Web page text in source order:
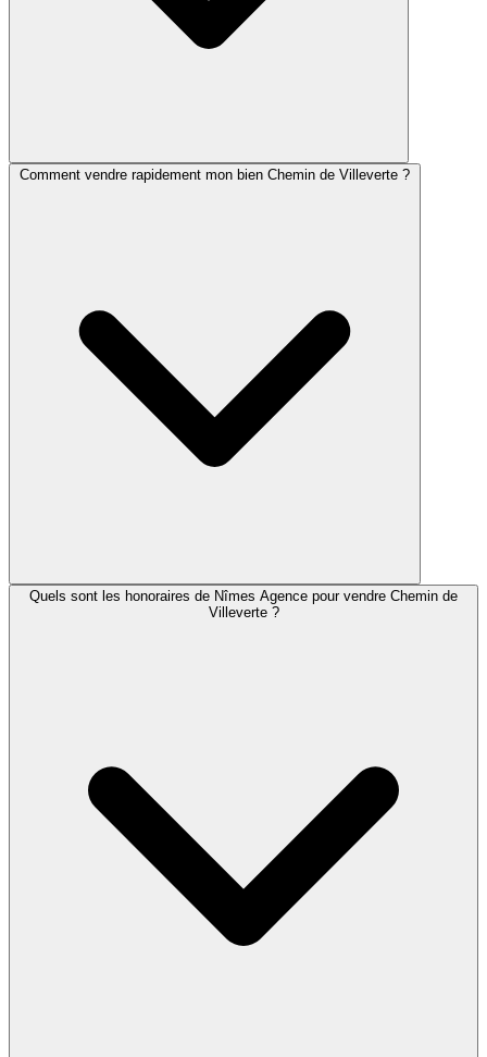
Comment vendre rapidement mon bien Chemin de Villeverte ?
Quels sont les honoraires de Nîmes Agence pour vendre Chemin de
Villeverte ?